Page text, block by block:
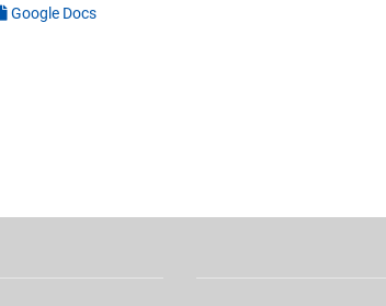
Google Docs